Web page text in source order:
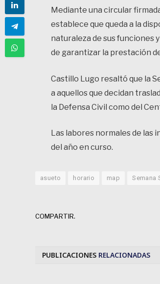
Mediante una circular
establece que queda a la
naturaleza de sus funciones
de garantizar la prestación
Castillo Lugo resaltó que la
a aquellos que decidan
la Defensa Civil como del
Las labores normales de las
del año en curso.
asueto horario map Semana
COMPARTIR.
PUBLICACIONES RELACIONADAS